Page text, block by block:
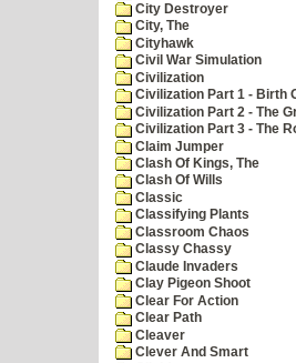
City Destroyer
City, The
Cityhawk
Civil War Simulation
Civilization
Civilization Part 1 - Birth
Civilization Part 2 - The
Civilization Part 3 - The
Claim Jumper
Clash Of Kings, The
Clash Of Wills
Classic
Classifying Plants
Classroom Chaos
Classy Chassy
Claude Invaders
Clay Pigeon Shoot
Clear For Action
Clear Path
Cleaver
Clever And Smart